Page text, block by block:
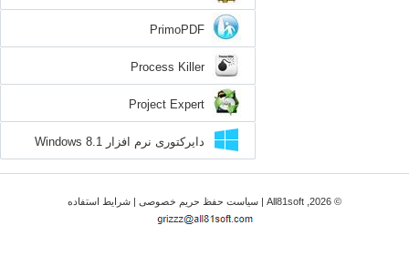
PrimoPDF
Process Killer
Project Expert
دایرکتوری نرم افزار Windows 8.1
© 2026, All81soft | سیاست حفظ حریم خصوصی|شرایط استفاده